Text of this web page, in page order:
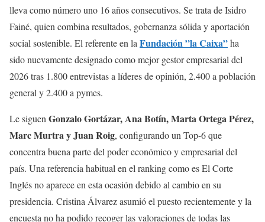
lleva como número uno 16 años consecutivos. Se trata de Isidro
Fainé, quien combina resultados, gobernanza sólida y aportación
social sostenible. El referente en la Fundación ”la Caixa”ha
sido nuevamente designado como mejor gestor empresarial del
2026 tras 1.800 entrevistas a líderes de opinión, 2.400 a población
general y 2.400 a pymes.
Le siguen Gonzalo Gortázar, Ana Botín, Marta Ortega Pérez,
Marc Murtra y Juan Roig, configurando un Top-6 que
concentra buena parte del poder económico y empresarial del
país. Una referencia habitual en el ranking como es El Corte
Inglés no aparece en esta ocasión debido al cambio en su
presidencia. Cristina Álvarez asumió el puesto recientemente y la
encuesta no ha podido recoger las valoraciones de todas las